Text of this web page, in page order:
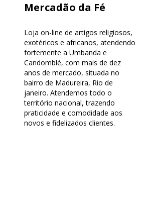
Mercadão da Fé
Loja on-line de artigos religiosos,
exotéricos e africanos, atendendo
fortemente a Umbanda e
Candomblé, com mais de dez
anos de mercado, situada no
bairro de Madureira, Rio de
janeiro. Atendemos todo o
território nacional, trazendo
praticidade e comodidade aos
novos e fidelizados clientes.